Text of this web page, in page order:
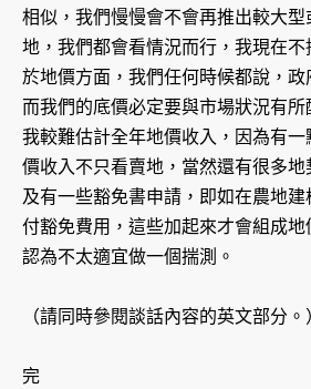
相似，我們慢慢會不會再推出較大
地，我們都會看情況而行，我現在
於地價方面，我們任何時候都說，政
而我們的底價必定要與市場狀況有
我較難估計全年地價收入，因為有
價收入不只看賣地，當然還有很多
及有一些豁免書申請，即如在農地
付豁免費用，這些加起來才會組成
認為不太適宜做一個揣測。
（請同時參閱談話內容的英文部分。
完